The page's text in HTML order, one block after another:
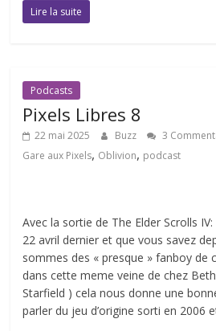
Lire la suite
Podcasts
Pixels Libres 8
22 mai 2025 Buzz 3
Gare aux Pixels, Oblivion, podcast
Avec la sortie de The Elder Scrolls
22 avril dernier et que vous savez
sommes des « presque » fanboy de
dans cette meme veine de chez
Starfield ) cela nous donne une
parler du jeu d’origine sorti en 2006